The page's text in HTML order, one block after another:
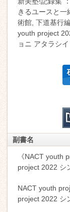
きるユースと一
術館, 下道基行
youth project
ョニ アタラシ
副書名
《NACT youth
project 2022 シ
NACT youth
project 2022 シ